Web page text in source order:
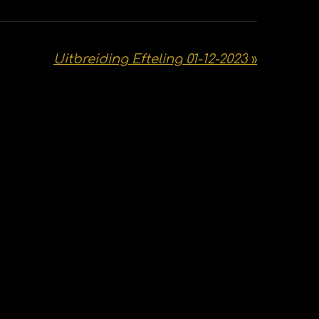
Uitbreiding Efteling 01-12-2023 »